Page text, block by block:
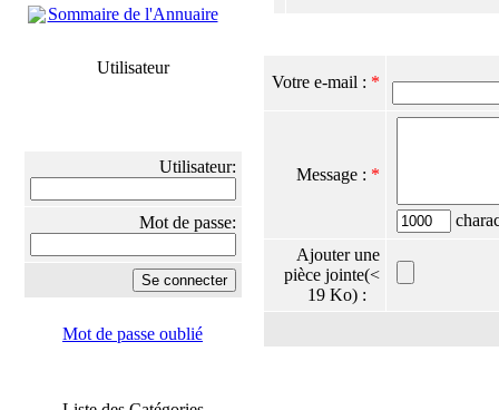
Sommaire de l'Annuaire
Utilisateur
Utilisateur:
Mot de passe:
Mot de passe oublié
Votre e-mail : *
Message : *
Ajouter une
pièce jointe(<
19 Ko) :